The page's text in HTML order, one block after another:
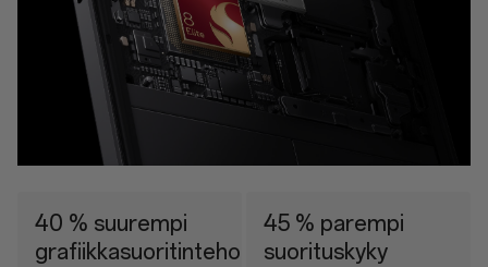
40 % suurempi
grafiikkasuoritinteho
45 % parempi
suorituskyky